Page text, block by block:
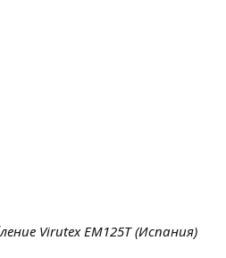
Virutex EM125Т (Испания)